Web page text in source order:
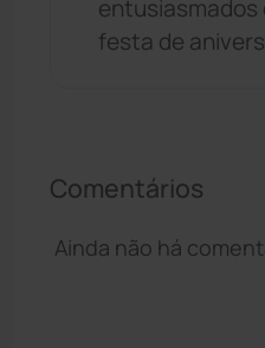
festa de
Comentários
Ainda não há